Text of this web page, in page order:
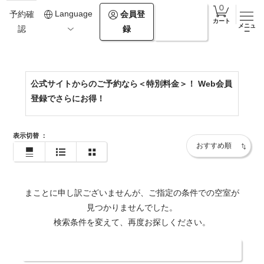
予約確
認
Language
会員登
録
カート
メニュ
ー
0154-67-2500
https://www.theforestakan.com/
公式サイトからのご予約なら＜特別料金＞！ Web会員
登録でさらにお得！
表示切替 ：
まことに申し訳ございませんが、ご指定の条件での空室が
見つかりませんでした。
検索条件を変えて、再度お探しください。